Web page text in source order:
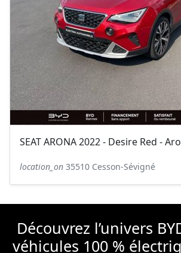
location_on 35510 Cesson-Sévigné
Découvrez l’univers
véhicules 100 %